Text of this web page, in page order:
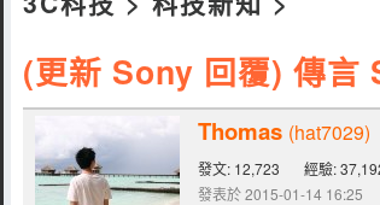
(更新 Sony 回覆) 傳言
Thomas (hat7029)
發文: 12,723
經驗:
發表於 2015-01-14 16:25